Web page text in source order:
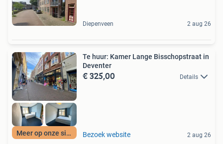
Diepenveen 2 aug 26
Meer op onze site
Te huur: Kamer Lange Bisschopstraat in
Deventer
€ 325,00 Details
Bezoek website 2 aug 26